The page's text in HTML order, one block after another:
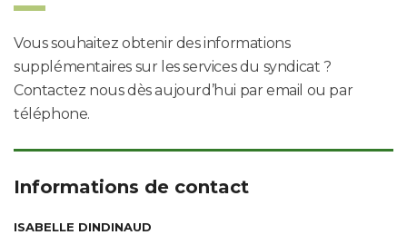
Vous souhaitez obtenir des informations
supplémentaires sur les services du syndicat ?
Contactez nous dès aujourd’hui par email ou par
téléphone.
Informations de contact
ISABELLE DINDINAUD